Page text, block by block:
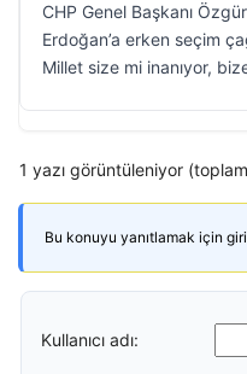
CHP Genel Başkanı
Erdoğan’a erken seçim
Millet size mi inanıyor,
1 yazı görüntüleniyor
Bu konuyu yanıtlamak için
Kullanıcı adı: